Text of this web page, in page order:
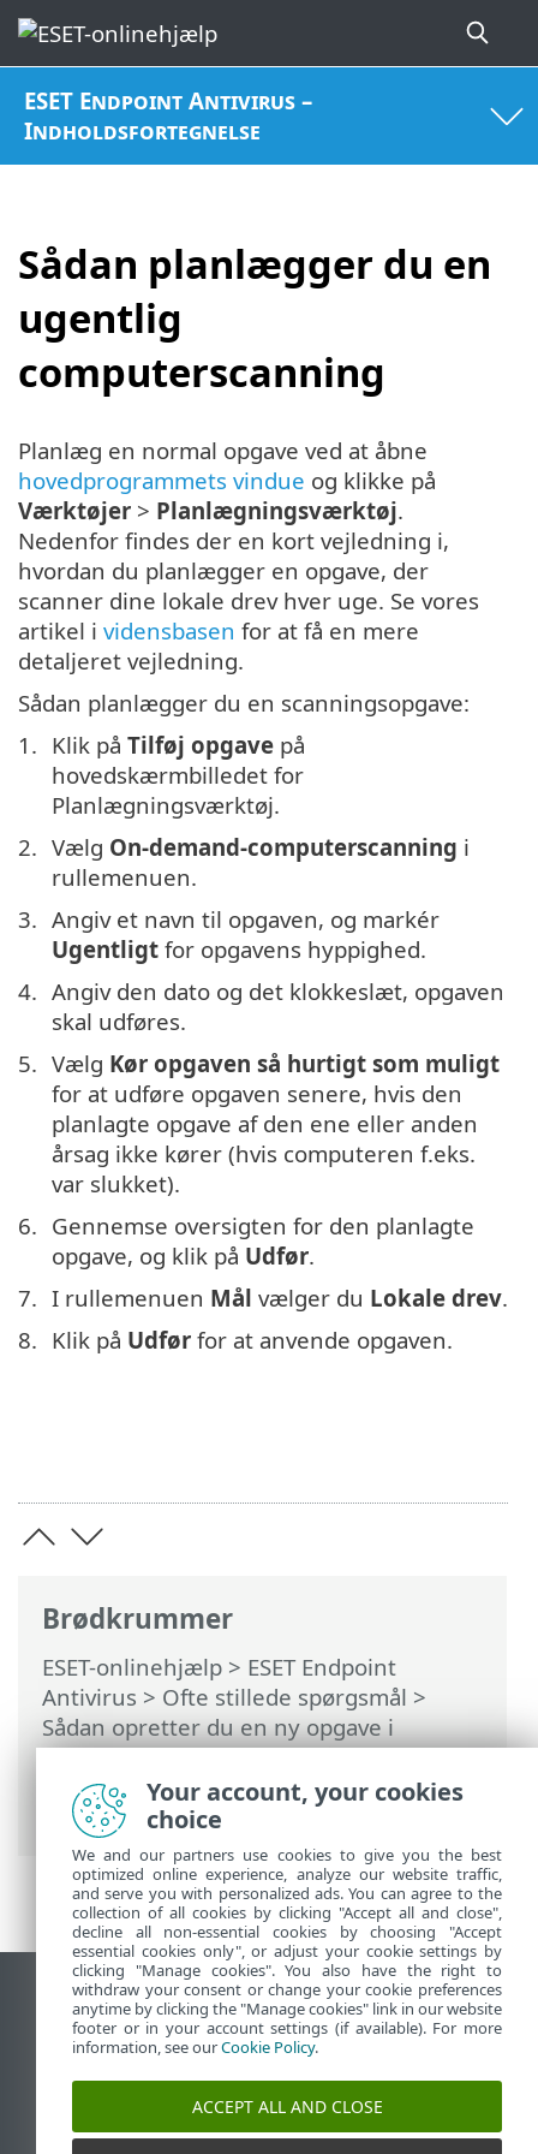
ESET Endpoint Antivirus –
Indholdsfortegnelse
Sådan planlægger du en
ugentlig
computerscanning
Brødkrummer
ESET-onlinehjælp > ESET Endpoint
Antivirus > Ofte stillede spørgsmål >
Sådan opretter du en ny opgave i
planlægningsværktøjet> Sådan
planlægger du en ugentlig
computerscanning
Planlæg en normal opgave ved at åbne
hovedprogrammets vindue og klikke på
Værktøjer > Planlægningsværktøj.
Nedenfor findes der en kort vejledning i,
hvordan du planlægger en opgave, der
scanner dine lokale drev hver uge. Se vores
artikel i vidensbasen for at få en mere
detaljeret vejledning.
Sådan planlægger du en scanningsopgave:
Klik på Tilføj opgave på
hovedskærmbilledet for
Planlægningsværktøj.
Vælg On-demand-computerscanning i
rullemenuen.
Angiv et navn til opgaven, og markér
Ugentligt for opgavens hyppighed.
Angiv den dato og det klokkeslæt, opgaven
skal udføres.
Vælg Kør opgaven så hurtigt som muligt
for at udføre opgaven senere, hvis den
planlagte opgave af den ene eller anden
årsag ikke kører (hvis computeren f.eks.
var slukket).
Gennemse oversigten for den planlagte
opgave, og klik på Udfør.
I rullemenuen Mål vælger du Lokale drev.
Klik på Udfør for at anvende opgaven.
Vis computerwebsted
End of Life
ESET-vidensbase
ESET-forum
ESET Status Portal
Your account, your cookies
choice
We and our partners use cookies to give you the best
optimized online experience, analyze our website traffic,
and serve you with personalized ads. You can agree to the
collection of all cookies by clicking "Accept all and close",
decline all non-essential cookies by choosing "Accept
essential cookies only", or adjust your cookie settings by
clicking "Manage cookies". You also have the right to
withdraw your consent or change your cookie preferences
anytime by clicking the "Manage cookies" link in our website
footer or in your account settings (if available). For more
information, see ourCookie Policy.
ACCEPT ALL AND CLOSE